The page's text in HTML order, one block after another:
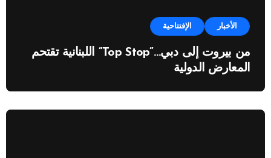
الأخبار الإفتتاحية
من بيروت إلى دبي…”Top Stop” اللبنانية تقتحم
المعارض الدولية